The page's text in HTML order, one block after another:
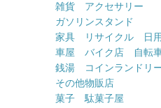
雑貨 アクセサリー
ガソリンスタンド
家具 リサイクル 日
車屋 バイク店 自転
銭湯 コインランドリ
その他物販店
菓子 駄菓子屋